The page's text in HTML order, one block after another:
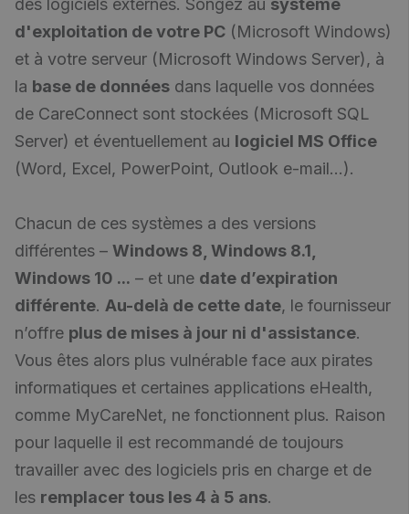
des logiciels externes. Songez au système
d'exploitation de votre PC (Microsoft Windows)
et à votre serveur (Microsoft Windows Server), à
la base de données dans laquelle vos données
de CareConnect sont stockées (Microsoft SQL
Server) et éventuellement au logiciel MS Office
(Word, Excel, PowerPoint, Outlook e-mail...).
Chacun de ces systèmes a des versions
différentes – Windows 8, Windows 8.1,
Windows 10 ... – et une date d’expiration
différente. Au-delà de cette date, le fournisseur
n’offre plus de mises à jour ni d'assistance.
Vous êtes alors plus vulnérable face aux pirates
informatiques et certaines applications eHealth,
comme MyCareNet, ne fonctionnent plus. Raison
pour laquelle il est recommandé de toujours
travailler avec des logiciels pris en charge et de
les remplacer tous les 4 à 5 ans.